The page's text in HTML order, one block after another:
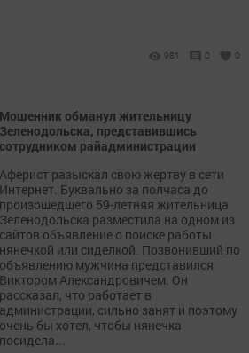
981 0 0
Мошенник обманул жительницу
Зеленодольска, представившись
сотрудником райадминистрации
Аферист разыскал свою жертву в сети
Интернет. Буквально за полчаса до
произошедшего 59-летняя жительница
Зеленодольска разместила на одном из
сайтов объявление о поиске работы
нянечкой или сиделкой. Позвонивший по
объявлению мужчина представился
Виктором Александровичем. Он
рассказал, что работает в
администрации, сильно занят и поэтому
очень бы хотел, чтобы нянечка
посидела...